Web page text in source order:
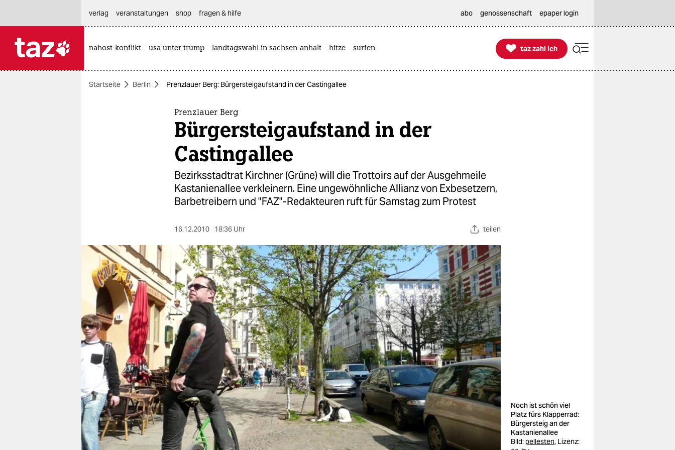
themen
nord
wahrheit
verlag
verlag
veranstaltungen
shop
fragen & hilfe
unterstützen
abo
genossenschaft
verlag
veranstaltungen shop fragen & hilfe abo genossenschaft epaper login
nahost-konflikt usa unter trump landtagswahl in sachsen-anhalt hitze surfen 
taz zahl ich
taz zahl ich
Startseite Berlin Prenzlauer Berg: Bürgersteigaufstand in der Castingallee
Prenzlauer Berg
Bürgersteigaufstand in der
Castingallee
Bezirksstadtrat Kirchner (Grüne) will die Trottoirs auf der Ausgehmeile
Kastanienallee verkleinern. Eine ungewöhnliche Allianz von Exbesetzern,
Barbetreibern und "FAZ"-Redakteuren ruft für Samstag zum Protest
16.12.2010 18:36 Uhr teilen
Noch ist schön viel
Platz fürs Klapperrad:
Bürgersteig an der
Kastanienallee
Bild:pellesten, Lizenz: